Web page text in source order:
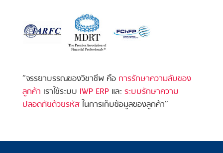
“จรรยาบรรณของวิชาชีพ คือ การรักษาความลับของ
ลูกค้า เราใช้ระบบ IWP ERP และระบบรักษาความ
ปลอดภัยด้วยรหัสในการเก็บข้อมูลของลูกค้า”